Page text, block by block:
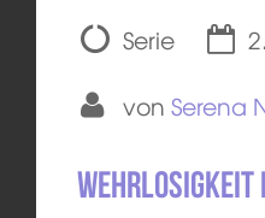
Serie
von Serena
Wehrlosigkeit